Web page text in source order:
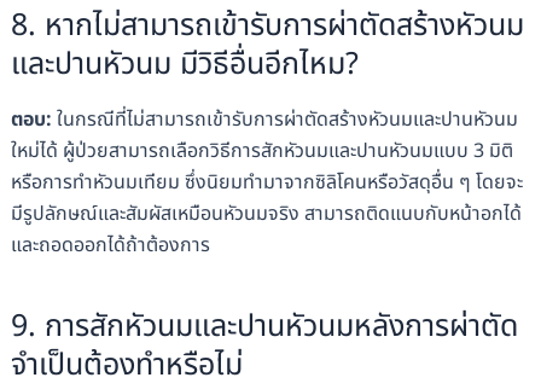
8. หากไม่สามารถเข้ารับการผ่าตัดสร้างหัวนม
และปานหัวนม มีวิธีอื่นอีกไหม?
ตอบ: ในกรณีที่ไม่สามารถเข้ารับการผ่าตัดสร้างหัวนมและปานหัวนม
ใหม่ได้ ผู้ป่วยสามารถเลือกวิธีการสักหัวนมและปานหัวนมแบบ 3 มิติ
หรือการทำหัวนมเทียม ซึ่งนิยมทำมาจากซิลิโคนหรือวัสดุอื่น ๆ โดยจะ
มีรูปลักษณ์และสัมผัสเหมือนหัวนมจริง สามารถติดแนบกับหน้าอกได้
และถอดออกได้ถ้าต้องการ
9. การสักหัวนมและปานหัวนมหลังการผ่าตัด
จำเป็นต้องทำหรือไม่